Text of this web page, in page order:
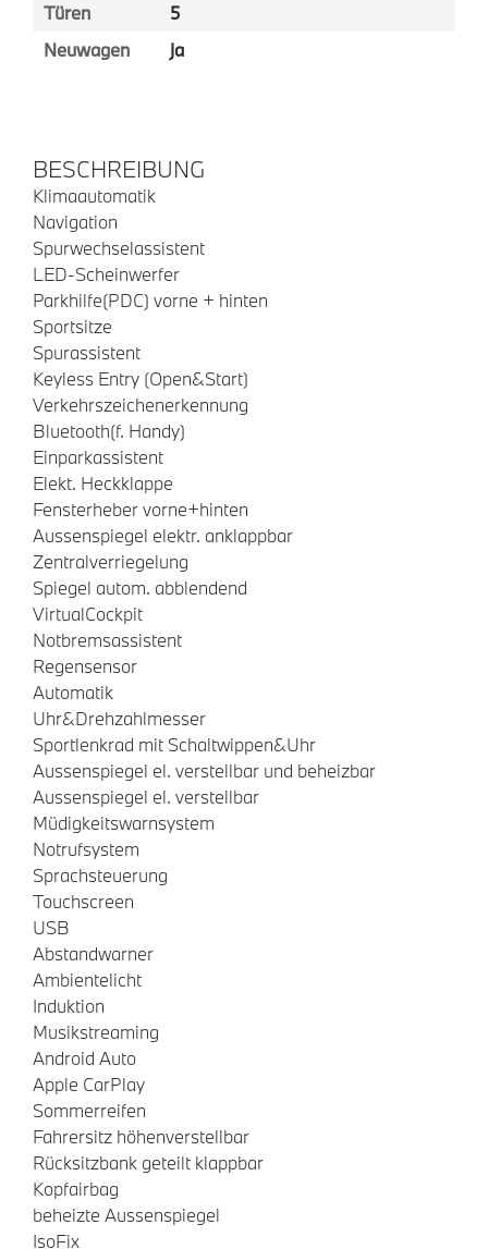
Türen
5
Neuwagen
ja
BESCHREIBUNG
Klimaautomatik
Navigation
Spurwechselassistent
LED-Scheinwerfer
Parkhilfe(PDC) vorne + hinten
Sportsitze
Spurassistent
Keyless Entry (Open&Start)
Verkehrszeichenerkennung
Bluetooth(f. Handy)
Einparkassistent
Elekt. Heckklappe
Fensterheber vorne+hinten
Aussenspiegel elektr. anklappbar
Zentralverriegelung
Spiegel autom. abblendend
VirtualCockpit
Notbremsassistent
Regensensor
Automatik
Uhr&Drehzahlmesser
Sportlenkrad mit Schaltwippen&Uhr
Aussenspiegel el. verstellbar und beheizbar
Aussenspiegel el. verstellbar
Müdigkeitswarnsystem
Notrufsystem
Sprachsteuerung
Touchscreen
USB
Abstandwarner
Ambientelicht
Induktion
Musikstreaming
Android Auto
Apple CarPlay
Sommerreifen
Fahrersitz höhenverstellbar
Rücksitzbank geteilt klappbar
Kopfairbag
beheizte Aussenspiegel
IsoFix